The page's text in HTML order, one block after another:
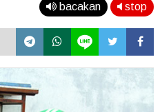
bacakan stop